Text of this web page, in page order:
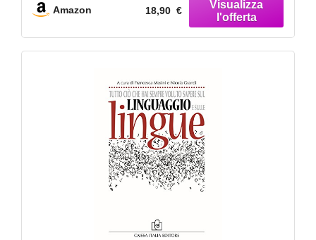
Amazon 18,90 €